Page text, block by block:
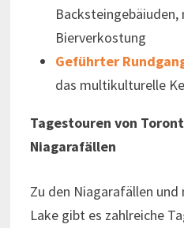
Bierverkostung
Geführter
das multikulturelle
Tagestouren von
Niagarafällen
Zu den Niagarafällen
Lake gibt es zahlreiche